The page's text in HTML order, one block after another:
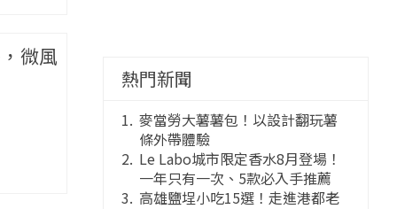
微風
熱門新聞
麥當勞大薯薯包！以設計翻玩薯
條外帶體驗
Le Labo城市限定香水8月登場！
一年只有一次、5款必入手推薦
高雄鹽埕小吃15選！走進港都老